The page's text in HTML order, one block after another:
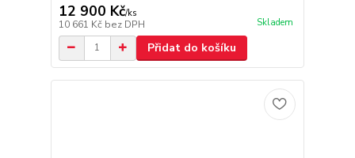
12 900 Kč/ks
10 661 Kč bez DPH Skladem
Přidat do košíku